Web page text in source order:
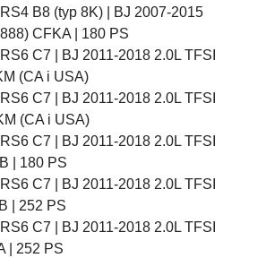
B8 (typ 8K) |
BJ 2007-2015
CFKA | 180 PS
C7 |
BJ 2011-2018 2.0L TFSI
(CA i USA)
C7 |
BJ 2011-2018 2.0L TFSI
(CA i USA)
C7 |
BJ 2011-2018 2.0L TFSI
| 180 PS
C7 |
BJ 2011-2018 2.0L TFSI
| 252 PS
C7 |
BJ 2011-2018 2.0L TFSI
| 252 PS